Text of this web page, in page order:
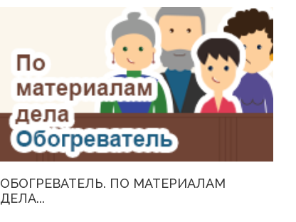
ОБОГРЕВАТЕЛЬ. ПО МАТЕРИАЛАМ
ДЕЛА...